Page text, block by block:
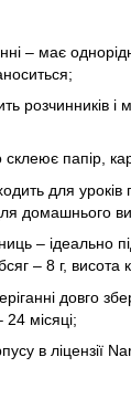
– має
розчинників і
папір,
для уроків
домашнього
– ідеально
– 8 г,
довго
24 місяці;
в ліцензії